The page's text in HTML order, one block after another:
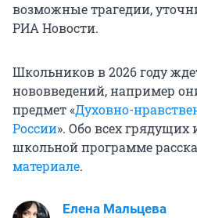
возможные трагедии,
РИА Новости.
Школьников в 2026 году
нововведений, например
предмет «Духовно-
России». Обо всех грядущих
школьной программе
материале.
Елена Мальцева